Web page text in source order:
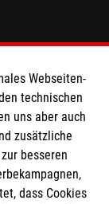
Webseiten-
technischen
uns aber auch
zusätzliche
besseren
dass Cookies